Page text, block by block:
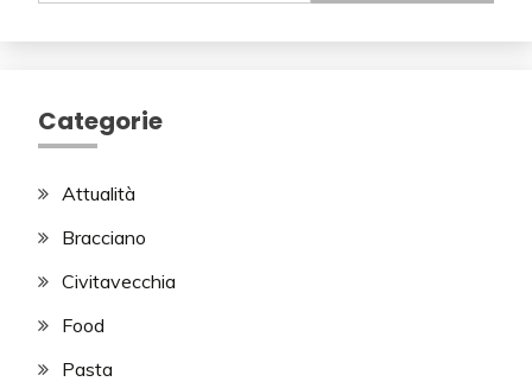
Categorie
Attualità
Bracciano
Civitavecchia
Food
Pasta